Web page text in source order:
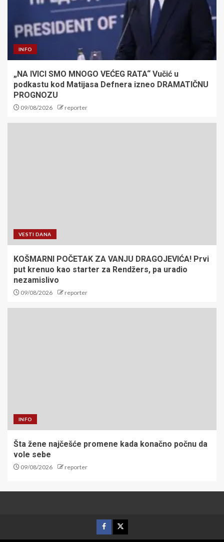
INFO
„NA IVICI SMO MNOGO VEĆEG RATA“ Vučić u
podkastu kod Matijasa Defnera izneo DRAMATIČNU
PROGNOZU
09/08/2026 reporter
VESTI DANA
KOŠMARNI POČETAK ZA VANJU DRAGOJEVIĆA! Prvi
put krenuo kao starter za Rendžers, pa uradio
nezamislivo
09/08/2026 reporter
INFO
Šta žene najčešće promene kada konačno počnu da
vole sebe
09/08/2026 reporter